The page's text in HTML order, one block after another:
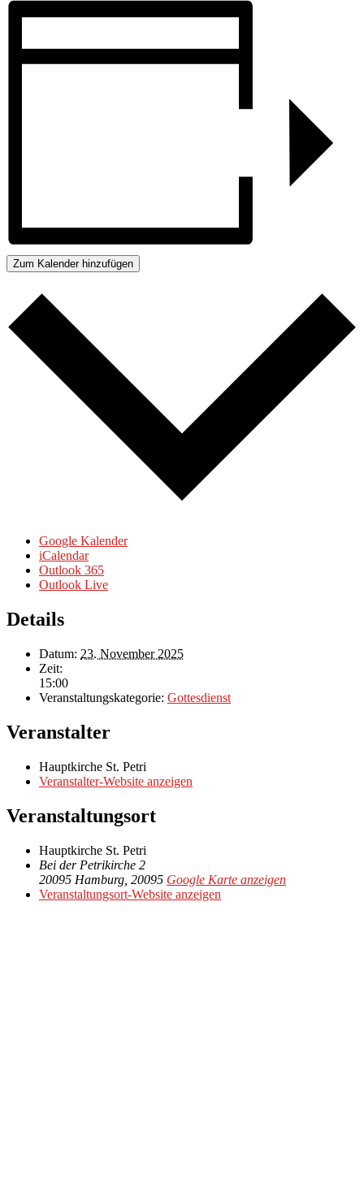
Zum Kalender hinzufügen
Google Kalender
iCalendar
Outlook 365
Outlook Live
Details
Datum: 23. November 2025
Zeit:
15:00
Veranstaltungskategorie: Gottesdienst
Veranstalter
Hauptkirche St. Petri
Veranstalter-Website anzeigen
Veranstaltungsort
Hauptkirche St. Petri
Bei der Petrikirche 2
20095 Hamburg 20095 Google Karte anzeigen
Veranstaltungsort-Website anzeigen